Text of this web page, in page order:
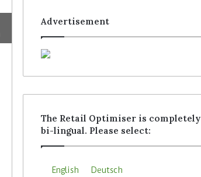
Advertisement
The Retail Optimiser is completely
bi-lingual. Please select:
English Deutsch